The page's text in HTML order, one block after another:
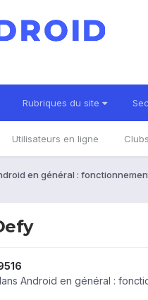
Rubriques du site
Utilisateurs en ligne Clubs
en général :
Android en général :